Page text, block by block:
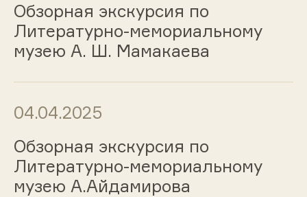
Обзорная экскурсия по
Литературно-мемориальному
музею А. Ш. Мамакаева
04.04.2025
Обзорная экскурсия по
Литературно-мемориальному
музею А.Айдамирова